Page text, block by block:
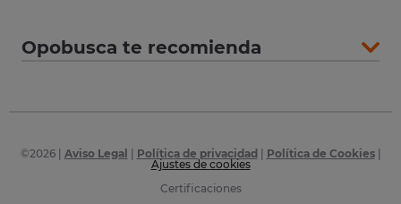
Opobusca te recomienda
©2026| Aviso Legal Política de privacidad Política de Cookies|
Ajustes de cookies
Certificaciones